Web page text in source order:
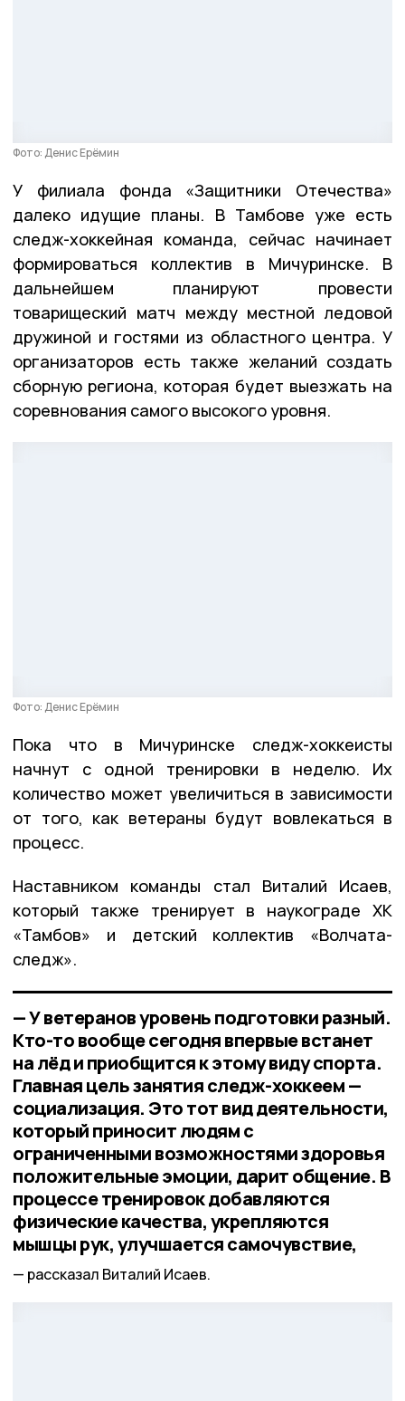
Фото: Денис Ерёмин
У филиала фонда «Защитники Отечества»
далеко идущие планы. В Тамбове уже есть
следж-хоккейная команда, сейчас начинает
формироваться коллектив в Мичуринске. В
дальнейшем планируют провести
товарищеский матч между местной ледовой
дружиной и гостями из областного центра. У
организаторов есть также желаний создать
сборную региона, которая будет выезжать на
соревнования самого высокого уровня.
Фото: Денис Ерёмин
Пока что в Мичуринске следж-хоккеисты
начнут с одной тренировки в неделю. Их
количество может увеличиться в зависимости
от того, как ветераны будут вовлекаться в
процесс.
Наставником команды стал Виталий Исаев,
который также тренирует в наукограде ХК
«Тамбов» и детский коллектив «Волчата-
следж».
— У ветеранов уровень подготовки разный.
Кто-то вообще сегодня впервые встанет
на лёд и приобщится к этому виду спорта.
Главная цель занятия следж-хоккеем —
социализация. Это тот вид деятельности,
который приносит людям с
ограниченными возможностями здоровья
положительные эмоции, дарит общение. В
процессе тренировок добавляются
физические качества, укрепляются
мышцы рук, улучшается самочувствие,
рассказал Виталий Исаев.